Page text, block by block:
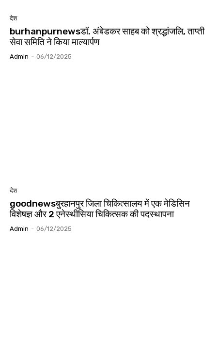
देश
burhanpurnewsडॉ. अंबेडकर साहब को श्रद्धांजलि, ताप्ती
सेवा समिति ने किया माल्यार्पण
Admin - 06/12/2025
देश
goodnewsबुरहानपुर जिला चिकित्सालय में एक मेडिसिन
विशेषज्ञ और 2 एनेस्थीसिया चिकित्सक की पदस्थापना
Admin - 06/12/2025